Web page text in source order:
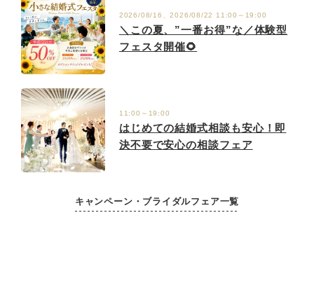
2026/08/16、2026/08/22 11:00～19:00
＼この夏、”一番お得”な／体験型
フェスタ開催🌻
11:00～19:00
はじめての結婚式相談も安心！即
決不要で安心の相談フェア
キャンペーン・ブライダルフェア一覧